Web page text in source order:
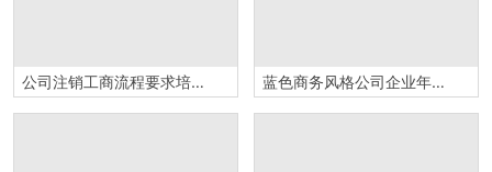
公司注销工商流程要求培训法人变更流程计划总结PPT模板 蓝色商务风格公司企业年终总结工作汇报要点PPT模板